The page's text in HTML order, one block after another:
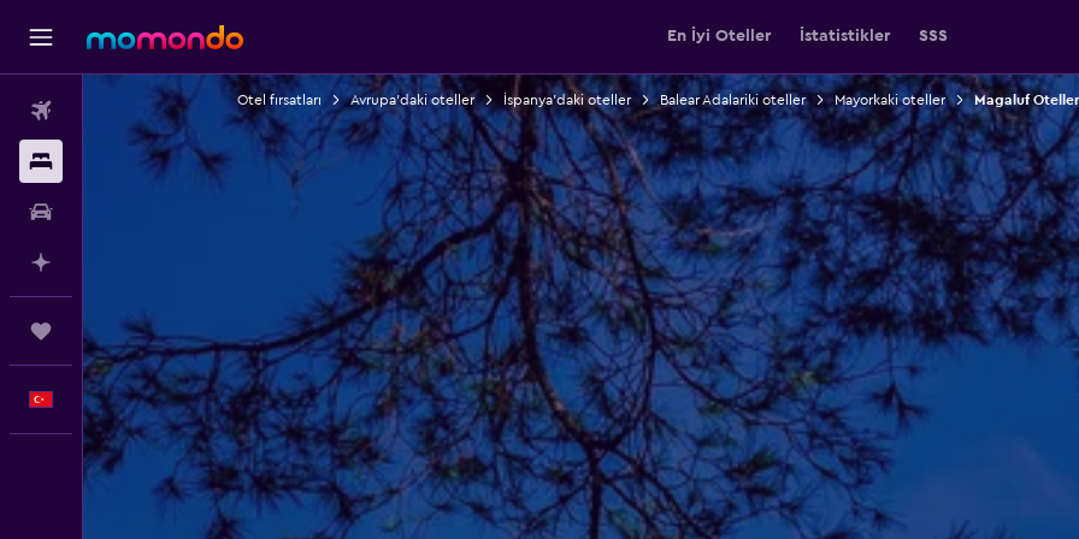
En İyi Oteller İstatistikler SSS
Uçak Bileti
Konaklama
Trips
Türkçe
Otel fırsatları Avrupa'daki oteller İspanya'daki oteller Balear Adalariki oteller Mayorkaki oteller Magaluf